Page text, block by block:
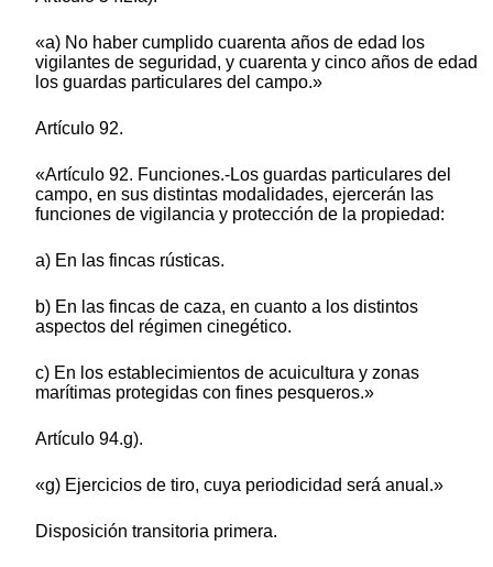
«a) No haber cumplido cuarenta años de edad los
vigilantes de seguridad, y cuarenta y cinco años de edad
los guardas particulares del campo.»
Artículo 92.
«Artículo 92. Funciones.-Los guardas particulares del
campo, en sus distintas modalidades, ejercerán las
funciones de vigilancia y protección de la propiedad:
a) En las fincas rústicas.
b) En las fincas de caza, en cuanto a los distintos
aspectos del régimen cinegético.
c) En los establecimientos de acuicultura y zonas
marítimas protegidas con fines pesqueros.»
Artículo 94.g).
«g) Ejercicios de tiro, cuya periodicidad será anual.»
Disposición transitoria primera.